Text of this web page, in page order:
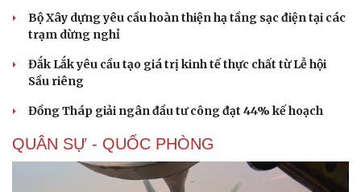
Làm đẹp - giảm cân
Phòng mạch online
Ăn sạch sống khỏe
Bộ Xây dựng yêu cầu hoàn thiện hạ tầng sạc điện tại các
trạm dừng nghỉ
Đắk Lắk yêu cầu tạo giá trị kinh tế thực chất từ Lễ hội
Sầu riêng
Đồng Tháp giải ngân đầu tư công đạt 44% kế hoạch
QUÂN SỰ - QUỐC PHÒNG